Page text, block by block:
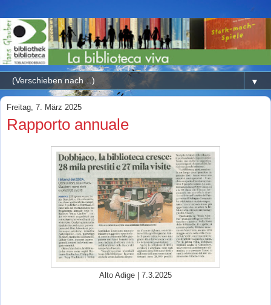
▼
Freitag, 7. März 2025
Rapporto annuale
Alto Adige | 7.3.2025